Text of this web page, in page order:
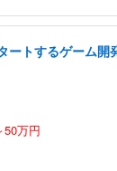
ートするゲーム開
50万円